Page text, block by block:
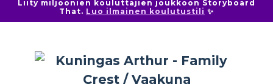
Liity miljoonien kouluttajien joukkoon Storyboard
That. Luo ilmainen koulutustili ✨